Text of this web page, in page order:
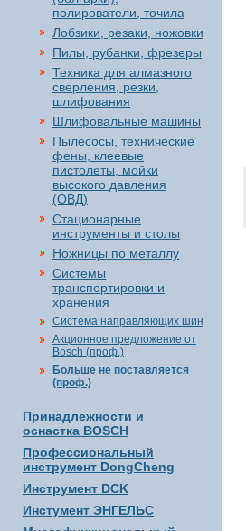
полирователи, точила
Лобзики, резаки, ножовки
Пилы, рубанки, фрезеры
Техника для алмазного
сверления, резки,
шлифования
Шлифовальные машины
Пылесосы, технические
фены, клеевые
пистолеты, мойки
высокого давления
(ОВД)
Стационарные
инструменты и столы
Ножницы по металлу
Системы
транспортировки и
хранения
Система направляющих шин
Акционное предложение от
Bosch (проф.)
Больше не поставляется
(проф.)
Принадлежности и
оснастка BOSCH
Профессиональный
инструмент DongCheng
Инструмент DCK
Инстумент ЭНГЕЛЬС